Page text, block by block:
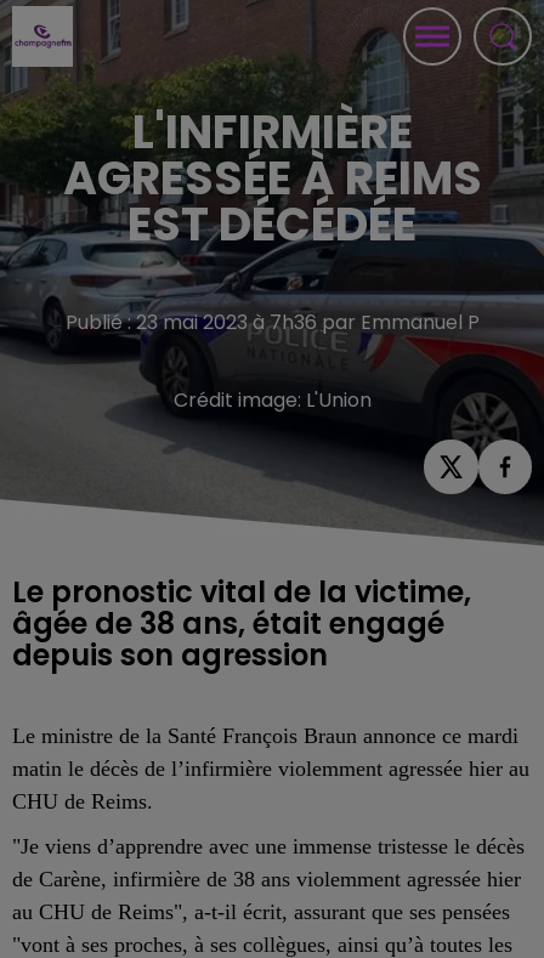
L'INFIRMIÈRE
AGRESSÉE À REIMS
EST DÉCÉDÉE
Publié : 23 mai 2023 à 7h36 par Emmanuel P
Crédit image: L'Union
Le pronostic vital de la victime,
âgée de 38 ans, était engagé
depuis son agression
Le ministre de la Santé François Braun annonce ce mardi
matin le décès de l’infirmière violemment agressée hier au
CHU de Reims.
"Je viens d’apprendre avec une immense tristesse le décès
de Carène, infirmière de 38 ans violemment agressée hier
au CHU de Reims", a-t-il écrit, assurant que ses pensées
"vont à ses proches, à ses collègues, ainsi qu’à toutes les